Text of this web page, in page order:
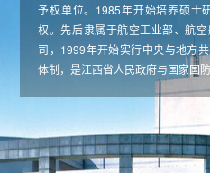
予权单位。1985年开始培养硕士
权。先后隶属于航空工业部、航
司，1999年开始实行中央与地方
体制，是江西省人民政府与国家国